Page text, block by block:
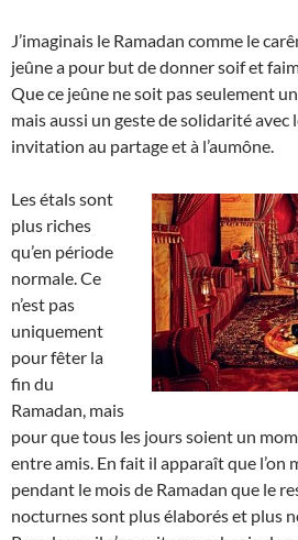
J’imaginais le Ramadan comme le
jeûne a pour but de donner soif et
Que ce jeûne ne soit pas seulement
mais aussi un geste de solidarité avec
invitation au partage et à l’aumône.
Les étals sont
plus riches
qu’en période
normale. Ce
n’est pas
uniquement
pour fêter la
fin du
Ramadan, mais
pour que tous les jours soient un
entre amis. En fait il apparaît que l’on
pendant le mois de Ramadan que le
nocturnes sont plus élaborés et plus